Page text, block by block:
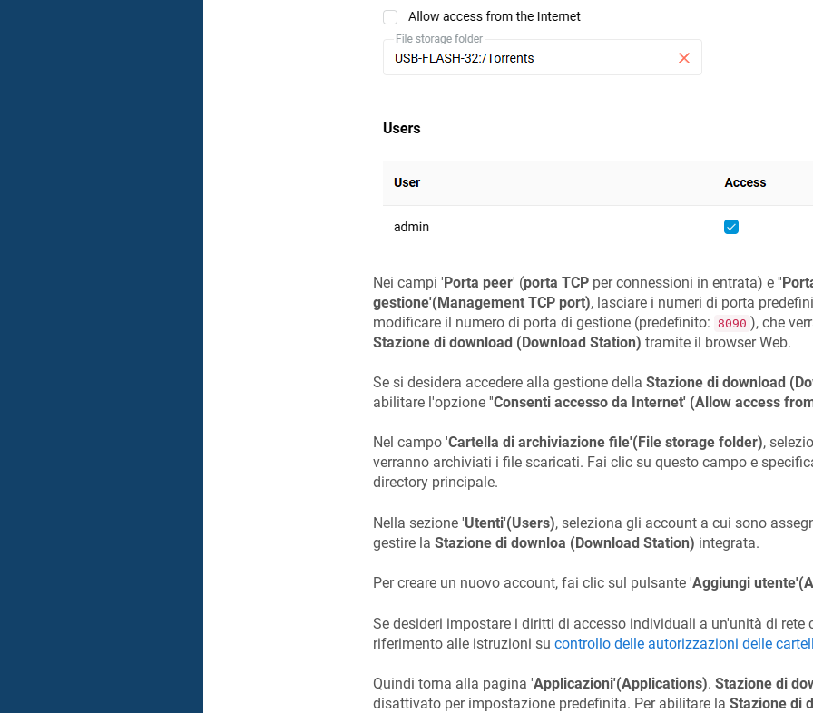
Nei campi 'Porta peer' (porta TCPper connessioni in entrata) e ''
gestione'(Management TCP port), lasciare i numeri di porta
modificare il numero di porta di gestione (predefinito: 8090 ), che
Stazione di download (Download Station) tramite il browser Web.
Se si desidera accedere alla gestione della Stazione di download
abilitare l'opzione ''Consenti accesso da Internet' (Allow access
Nel campo 'Cartella di archiviazione file'(File storage folder),
verranno archiviati i file scaricati. Fai clic su questo campo e
directory principale.
Nella sezione 'Utenti'(Users), seleziona gli account a cui sono
gestire la Stazione di downloa (Download Station) integrata.
Per creare un nuovo account, fai clic sul pulsante 'Aggiungi
Se desideri impostare i diritti di accesso individuali a un'unità di rete
riferimento alle istruzioni su controllo delle autorizzazioni delle
Quindi torna alla pagina 'Applicazioni'(Applications). Stazione di
disattivato per impostazione predefinita. Per abilitare la Stazione di